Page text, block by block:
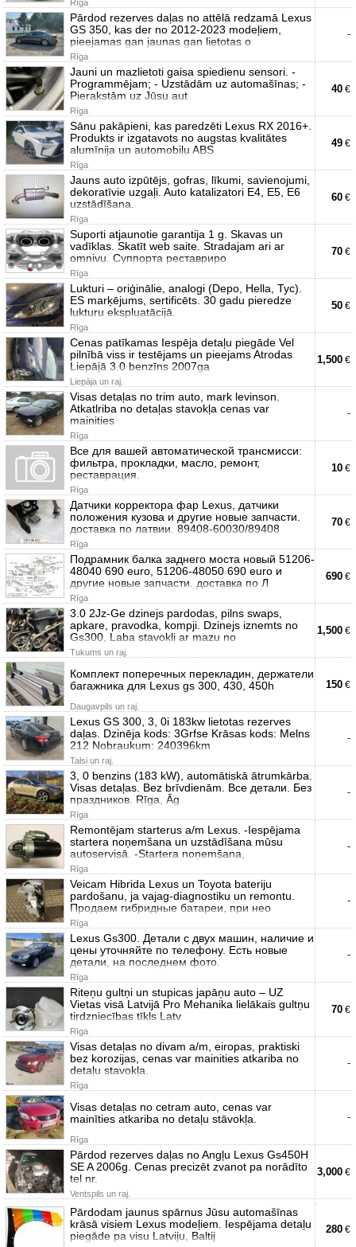
Rīga
Pārdod rezerves daļas no attēlā redzamā Lexus
GS 350, kas der no 2012-2023 modeļiem,
pieejamas gan jaunas gan lietotas o
Rīga
-
Jauni un mazlietoti gaisa spiedienu sensori. -
Programmējam; - Uzstādām uz automašīnas; -
Pierakstām uz Jūsu aut
Rīga
40 €
Sānu pakāpieni, kas paredzēti Lexus RX 2016+.
Produkts ir izgatavots no augstas kvalitātes
alumīnija un automobiļu ABS
Rīga
49 €
Jauns auto izpūtējs, gofras, līkumi, savienojumi,
dekoratīvie uzgaļi. Auto katalizatori E4, E5, E6
uzstādīšana.
Rīga
60 €
Suporti atjaunotie garantija 1 g. Skavas un
vadīklas. Skatīt web saite. Stradajam ari ar
omnivu. Суппорта реставриро
Rīga
70 €
Lukturi – oriģinālie, analogi (Depo, Hella, Tyc).
ES marķējums, sertificēts. 30 gadu pieredze
lukturu ekspluatācijā.
Rīga
50 €
Cenas patīkamas Iespēja detaļu piegāde Vel
pilnībā viss ir testējams un pieejams Atrodas
Liepājā 3.0 benzīns 2007ga
Liepāja un raj.
1,500 €
Visas detaļas no trim auto, mark levinson.
Atkatlriba no detaļas stavokļa cenas var
mainities
Rīga
-
Все для вашей автоматической трансмисси:
фильтра, прокладки, масло, ремонт,
реставрация.
Rīga
10 €
Датчики корректора фар Lexus, датчики
положения кузова и другие новые запчасти.
доставка по латвии. 89408-60030/89408
Rīga
70 €
Подрамник балка заднего моста новый 51206-
48040 690 euro, 51206-48050 690 euro и
другие новые запчасти. доставка по Л
Rīga
690 €
3.0 2Jz-Ge dzinejs pardodas, pilns swaps,
apkare, pravodka, kompji. Dzinejs iznemts no
Gs300, Laba stavokli ar mazu no
Tukums un raj.
1,500 €
Комплект поперечных перекладин, держатели
багажника для Lexus gs 300, 430, 450h
Daugavpils un raj.
150 €
Lexus GS 300, 3, 0i 183kw lietotas rezerves
daļas. Dzinēja kods: 3Grfse Krāsas kods: Melns
212 Nobraukum: 240396km
Talsi un raj.
-
3, 0 benzins (183 kW), automātiskā ātrumkārba.
Visas detaļas. Bez brīvdienām. Bсе детали. Без
праздников. Rīga, Āg
Rīga
-
Remontējam starterus a/m Lexus. -Iespējama
startera noņemšana un uzstādīšana mūsu
autoservisā. -Startera noņemšana,
Rīga
-
Veicam Hibrida Lexus un Toyota bateriju
pardošanu, ja vajag-diagnostiku un remontu.
Продаем гибридные батареи, при нео
Rīga
-
Lexus Gs300. Детали с двух машин, наличие и
цены уточняйте по телефону. Есть новые
детали, на последнем фото.
Rīga
-
Riteņu gultņi un stupicas japāņu auto – UZ
Vietas visā Latvijā Pro Mehanika lielākais gultņu
tirdzniecības tīkls Latv
Rīga
70 €
Visas detaļas no divam a/m, eiropas, praktiski
bez korozijas, cenas var mainities atkariba no
detaļu stavokļa.
Rīga
-
Visas detaļas no cetram auto, cenas var
mainīties atkariba no detaļu stāvokļa.
Rīga
-
Pārdod rezerves daļas no Angļu Lexus Gs450H
SE A 2006g. Cenas precizēt zvanot pa norādīto
tel nr.
Ventspils un raj.
3,000 €
Pārdodam jaunus spārnus Jūsu automašīnas
krāsā visiem Lexus modeļiem. Iespējama detaļu
piegāde pa visu Latviju, Baltij
280 €